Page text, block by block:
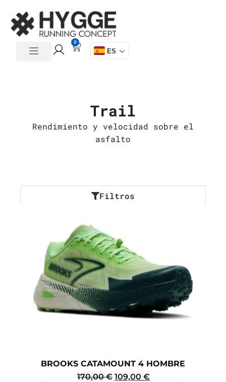
0
ES
Trail
Rendimiento y velocidad sobre el
asfalto
Filtros
BROOKS CATAMOUNT 4 HOMBRE
170,00€ 109,00 €